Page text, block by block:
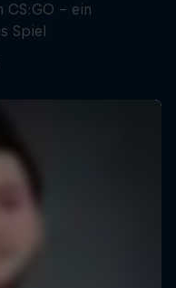
CS:GO - ein
Spiel